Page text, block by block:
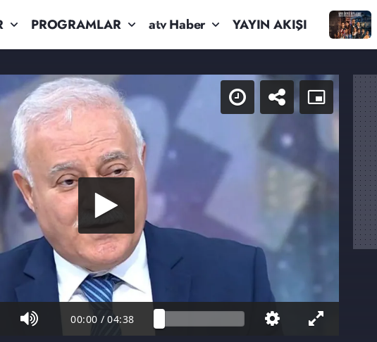
PROGRAMLAR atv Haber YAYIN AKIŞI
00:00 / 04:38